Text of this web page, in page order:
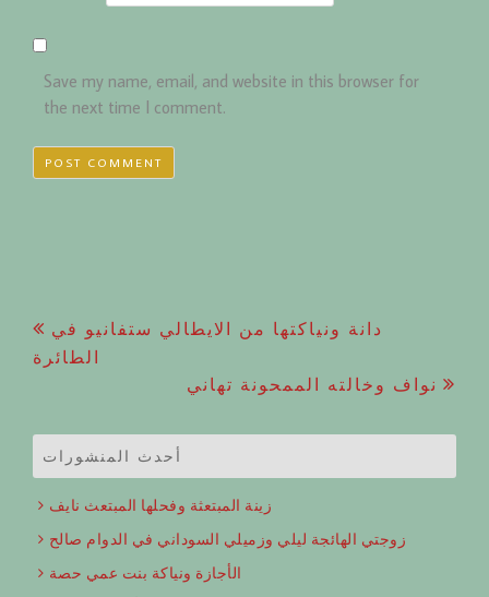
Save my name, email, and website in this browser for
the next time I comment.
Post
navigation
دانة ونياكتها من الايطالي ستفانيو في
الطائرة
نواف وخالته الممحونة تهاني
أحدث المنشورات
زينة المبتعثة وفحلها المبتعث نايف
زوجتي الهائجة ليلي وزميلي السوداني في الدوام صالح
الأجازة ونياكة بنت عمي حصة